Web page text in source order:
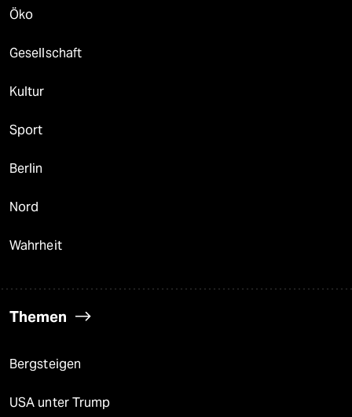
Öko
Gesellschaft
Kultur
Sport
Berlin
Nord
Wahrheit
Themen
Bergsteigen
USA unter Trump